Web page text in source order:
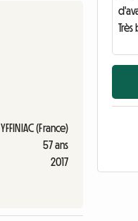
YFFINIAC (France)
57 ans
2017